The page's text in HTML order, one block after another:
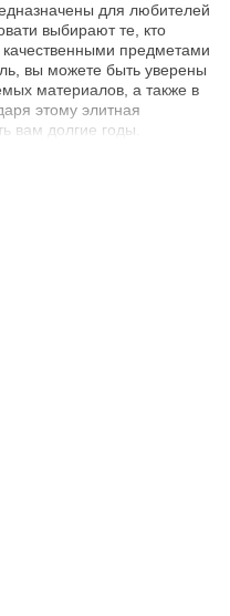
для любителей
выбирают те, кто
предметами
вы можете быть уверены
материалов, а также в
этому элитная
вам долгие годы.